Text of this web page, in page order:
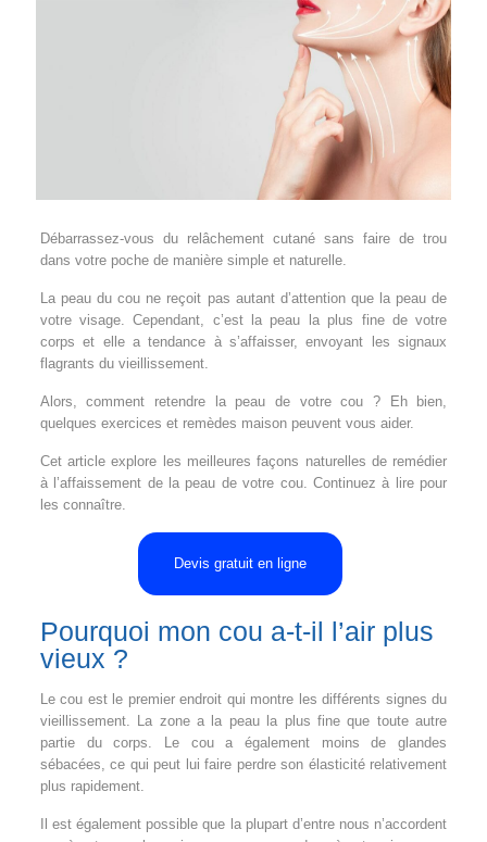
Débarrassez-vous du relâchement cutané sans faire de trou
dans votre poche de manière simple et naturelle.
La peau du cou ne reçoit pas autant d’attention que la peau de
votre visage. Cependant, c’est la peau la plus fine de votre
corps et elle a tendance à s’affaisser, envoyant les signaux
flagrants du vieillissement.
Alors, comment retendre la peau de votre cou ? Eh bien,
quelques exercices et remèdes maison peuvent vous aider.
Cet article explore les meilleures façons naturelles de remédier
à l’affaissement de la peau de votre cou. Continuez à lire pour
les connaître.
Devis gratuit en ligne
Pourquoi mon cou a-t-il l’air plus
vieux ?
Le cou est le premier endroit qui montre les différents signes du
vieillissement. La zone a la peau la plus fine que toute autre
partie du corps. Le cou a également moins de glandes
sébacées, ce qui peut lui faire perdre son élasticité relativement
plus rapidement.
Il est également possible que la plupart d’entre nous n’accordent